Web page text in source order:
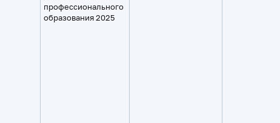
профессионального
образования 2025